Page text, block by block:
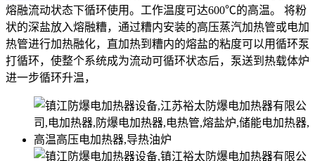
熔融流动状态下循环使用。工作温度可达600℃的高温。 将粉
状的深盐放入熔融糟，通过糟内安装的高压蒸汽加热管或电加
热管进行加热融化，直加热到糟内的熔盐的粘度可以用循环泵
打循环，使整个系统成为流动可循环状态后，泵送到热载体炉
进一步循环升温，